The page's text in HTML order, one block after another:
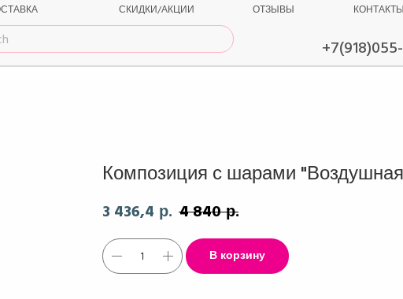
СКИДКИ/АКЦИИ ОТЗЫВЫ КОНТАКТЫ
Композиция с шарами
3 436,4 р. 4 840 р.
В корзину